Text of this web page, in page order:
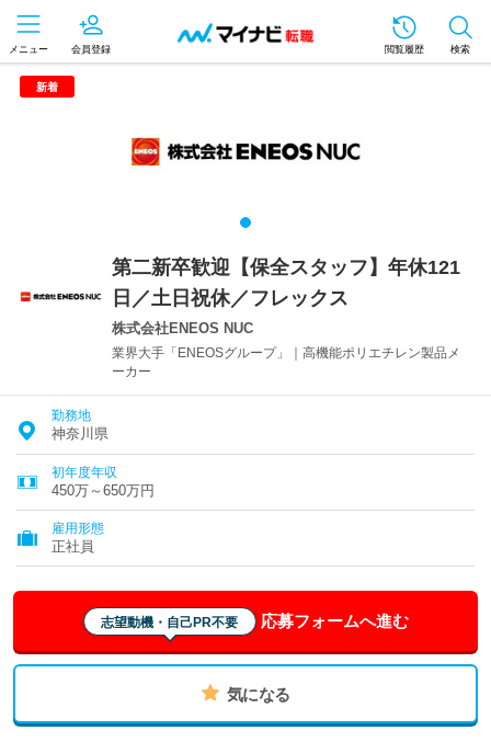
メニュー 会員登録 閲覧履歴 検索
新着
第二新卒歓迎【保全スタッフ】年休121
日／土日祝休／フレックス
株式会社ENEOS NUC
業界大手「ENEOSグループ」｜高機能ポリエチレン製品メ
ーカー
勤務地
神奈川県
初年度年収
450万～650万円
雇用形態
正社員
志望動機・自己PR不要 応募フォームへ進む
気になる